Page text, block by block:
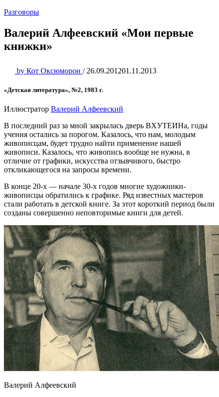
Разговоры
Валерий Алфеевский «Мои первые
книжки»
by Кот Оксюморон / 26.09.201201.11.2013
«Детская литература», №2, 1983 г.
Иллюстратор Валерий Алфеевский
В последний раз за мной закрылась дверь ВХУТЕИНа, годы
учения остались за порогом. Казалось, что нам, молодым
живописцам, будет трудно найти применение нашей
живописи. Казалось, что живопись вообще не нужна, в
отличие от графики, искусства отзывчивого, быстро
откликающегося на запросы времени.
В конце 20-х — начале 30-х годов многие художники-
живописцы обратились к графике. Ряд известных мастеров
стали работать в детской книге. За этот короткий период были
созданы совершенно неповторимые книги для детей.
Валерий Алфеевский